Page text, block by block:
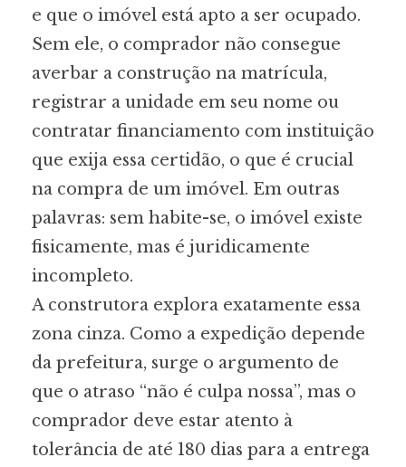
e que o imóvel está apto a ser ocupado.
Sem ele, o comprador não consegue
averbar a construção na matrícula,
registrar a unidade em seu nome ou
contratar financiamento com instituição
que exija essa certidão, o que é crucial
na compra de um imóvel. Em outras
palavras: sem habite-se, o imóvel existe
fisicamente, mas é juridicamente
incompleto.
A construtora explora exatamente essa
zona cinza. Como a expedição depende
da prefeitura, surge o argumento de
que o atraso “não é culpa nossa”, mas o
comprador deve estar atento à
tolerância de até 180 dias para a entrega